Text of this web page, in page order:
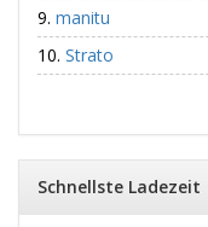
manitu
Strato
Schnellste Ladezeit